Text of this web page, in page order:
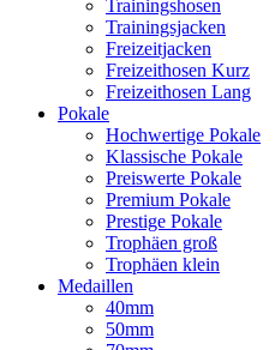
Trainingshosen
Trainingsjacken
Freizeitjacken
Freizeithosen Kurz
Freizeithosen Lang
Pokale
Hochwertige Pokale
Klassische Pokale
Preiswerte Pokale
Premium Pokale
Prestige Pokale
Trophäen groß
Trophäen klein
Medaillen
40mm
50mm